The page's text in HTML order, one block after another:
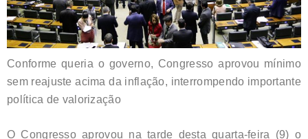
Conforme queria o governo, Congresso aprovou mínimo
sem reajuste acima da inflação, interrompendo importante
política de valorização
O Congresso aprovou na tarde desta quarta-feira (9) o